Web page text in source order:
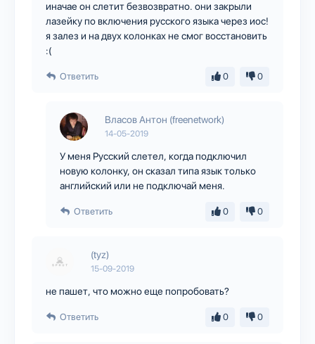
иначае он слетит безвозвратно. они закрыли
лазейку по включения русского языка через иос!
я залез и на двух колонках не смог восстановить
:(
Ответить 0 0
Власов Антон (freenetwork)
14-05-2019
У меня Русский слетел, когда подключил
новую колонку, он сказал типа язык только
английский или не подключай меня.
Ответить 0 0
(tyz)
15-09-2019
не пашет, что можно еще попробовать?
Ответить 0 0